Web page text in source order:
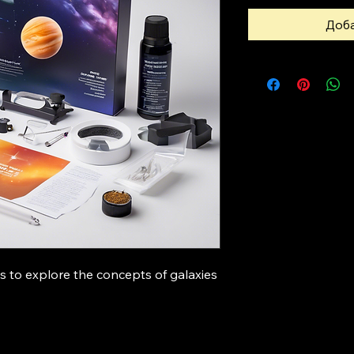
to explore the concepts of galaxies